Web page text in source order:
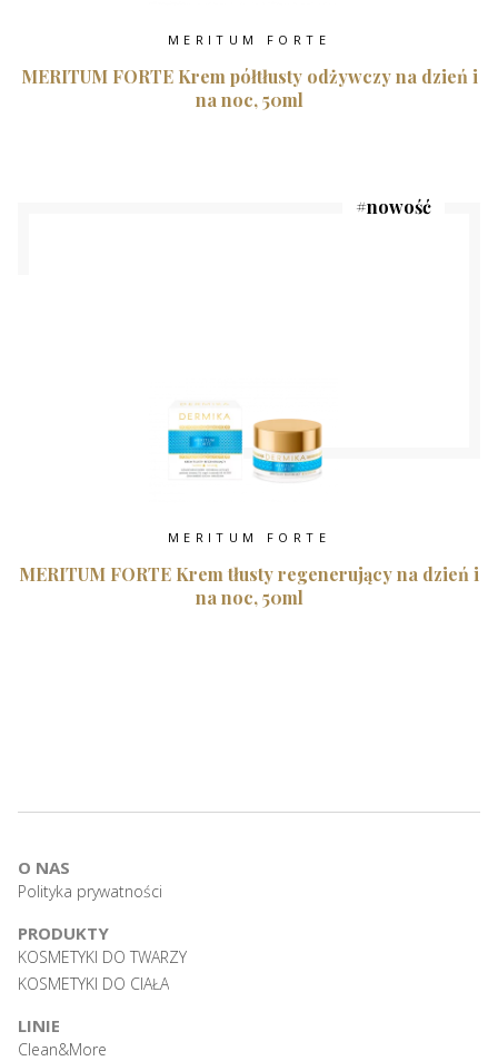
MERITUM FORTE
MERITUM FORTE Krem półtłusty odżywczy na dzień i
na noc, 50ml
#nowość
MERITUM FORTE
MERITUM FORTE Krem tłusty regenerujący na dzień i
na noc, 50ml
O NAS
Polityka prywatności
PRODUKTY
KOSMETYKI DO TWARZY
KOSMETYKI DO CIAŁA
LINIE
Clean&More